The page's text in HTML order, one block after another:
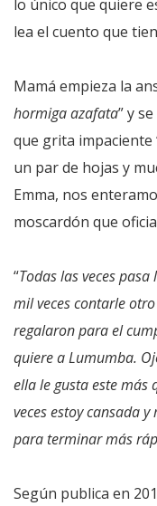
lo único que quiere
lea el cuento que
Mamá empieza la
hormiga azafata” y
que grita impaciente
un par de hojas y
Emma, nos
moscardón que
“Todas las veces
mil veces contarle
regalaron para el
quiere a Lumumba.
ella le gusta este más
veces estoy cansada
para terminar más
Según publica en